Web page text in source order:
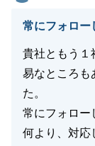
常にフォロー
貴社ともう１
易なところも
た。
常にフォロー
何より、対応